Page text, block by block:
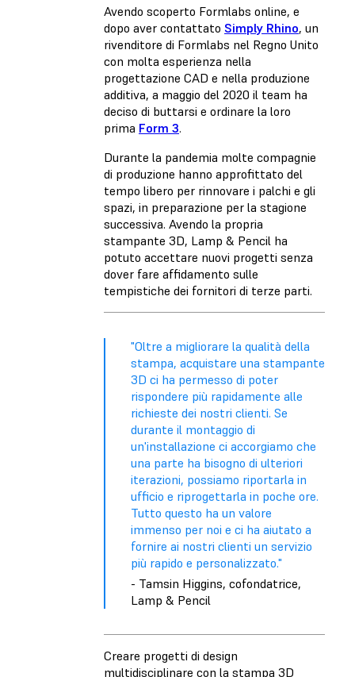
Avendo scoperto Formlabs online, e
dopo aver contattato Simply Rhino, un
rivenditore di Formlabs nel Regno Unito
con molta esperienza nella
progettazione CAD e nella produzione
additiva, a maggio del 2020 il team ha
deciso di buttarsi e ordinare la loro
prima Form 3.
Durante la pandemia molte compagnie
di produzione hanno approfittato del
tempo libero per rinnovare i palchi e gli
spazi, in preparazione per la stagione
successiva. Avendo la propria
stampante 3D, Lamp & Pencil ha
potuto accettare nuovi progetti senza
dover fare affidamento sulle
tempistiche dei fornitori di terze parti.
"Oltre a migliorare la qualità della
stampa, acquistare una stampante
3D ci ha permesso di poter
rispondere più rapidamente alle
richieste dei nostri clienti. Se
durante il montaggio di
un'installazione ci accorgiamo che
una parte ha bisogno di ulteriori
iterazioni, possiamo riportarla in
ufficio e riprogettarla in poche ore.
Tutto questo ha un valore
immenso per noi e ci ha aiutato a
fornire ai nostri clienti un servizio
più rapido e personalizzato."
- Tamsin Higgins, cofondatrice,
Lamp & Pencil
Creare progetti di design
multidisciplinare con la stampa 3D